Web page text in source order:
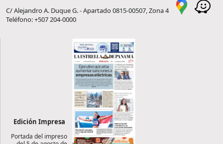
C/ Alejandro A. Duque G. - Apartado 0815-00507, Zona 4
Teléfono: +507 204-0000
Edición Impresa
Portada del impreso